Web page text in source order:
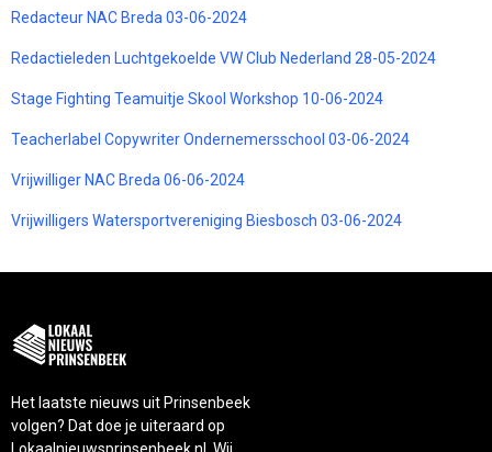
Redacteur NAC Breda 03-06-2024
Redactieleden Luchtgekoelde VW Club Nederland 28-05-2024
Stage Fighting Teamuitje Skool Workshop 10-06-2024
Teacherlabel Copywriter Ondernemersschool 03-06-2024
Vrijwilliger NAC Breda 06-06-2024
Vrijwilligers Watersportvereniging Biesbosch 03-06-2024
Het laatste nieuws uit Prinsenbeek
volgen? Dat doe je uiteraard op
Lokaalnieuwsprinsenbeek.nl. Wij